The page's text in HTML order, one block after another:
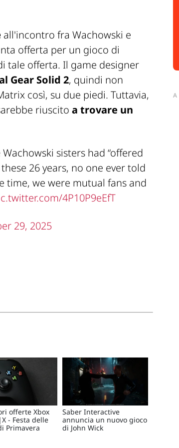
all'incontro fra Wachowski e
offerta per un gioco di
tale offerta. Il game designer
Gear Solid 2, quindi non
così, su due piedi. Tuttavia,
riuscito a trovare un
sisters had “offered
26 years, no one ever told
time, we were mutual fans and
4P10P9eEfT
29, 2025
offerte Xbox
- Festa delle
Primavera
Saber Interactive
annuncia un nuovo gioco
di John Wick